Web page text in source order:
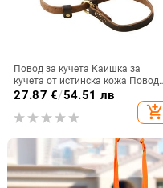
Повод за кучета Каишка за
кучета от истинска кожа Повод
за кучета Повод за кучета от
големи кучета Кожени каишки
27.87 €/54.51 лв
add_shopping_cart